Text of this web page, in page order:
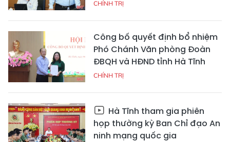
CHÍNH TRỊ
Công bố quyết định bổ nhiệm
Phó Chánh Văn phòng Đoàn
ĐBQH và HĐND tỉnh Hà Tĩnh
CHÍNH TRỊ
Hà Tĩnh tham gia phiên
họp thường kỳ Ban Chỉ đạo An
ninh mạng quốc gia